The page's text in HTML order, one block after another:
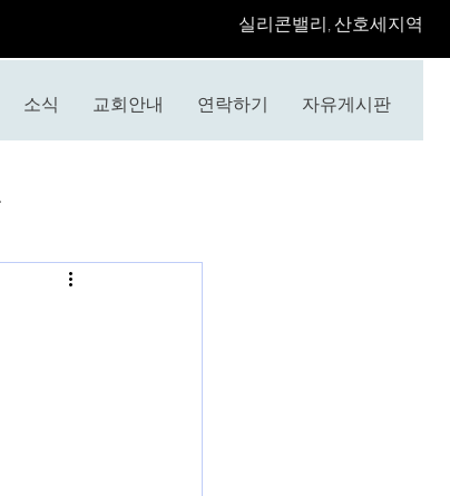
​실리콘밸리, 산호세지역
소식 교회안내 연락하기 자유게시판